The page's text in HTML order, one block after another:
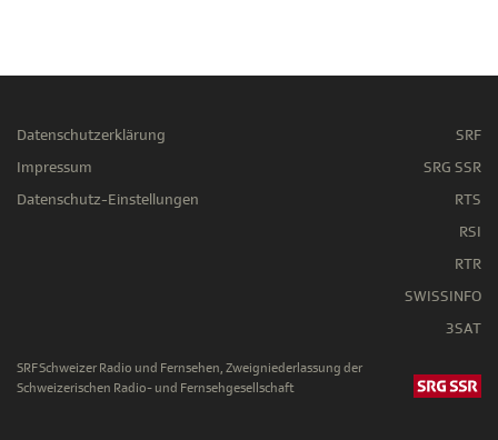
Datenschutzerklärung
Impressum
Datenschutz-Einstellungen
SRF
SRG SSR
RTS
RSI
RTR
SWISSINFO
3SAT
SRF Schweizer Radio und Fernsehen, Zweigniederlassung der
Schweizerischen Radio- und Fernsehgesellschaft